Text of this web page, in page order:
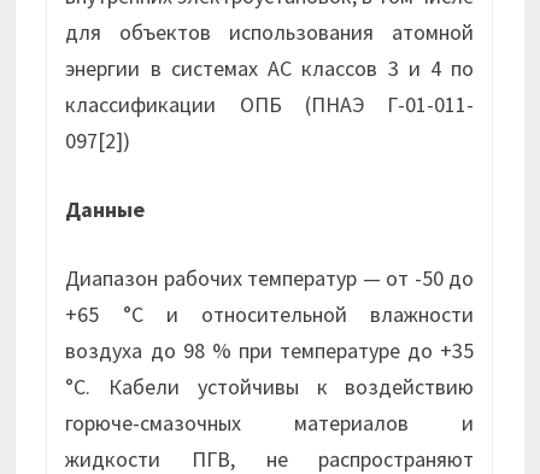
для объектов использования атомной
энергии в системах АС классов 3 и 4 по
классификации ОПБ (ПНАЭ Г-01-011-
097[2])
Данные
Диапазон рабочих температур — от -50 до
+65 °С и относительной влажности
воздуха до 98 % при температуре до +35
°С. Кабели устойчивы к воздействию
горюче-смазочных материалов и
жидкости ПГВ, не распространяют